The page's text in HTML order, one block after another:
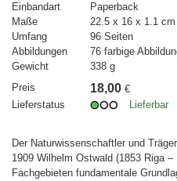
Einbandart
Paperback
Maße
22.5 x 16 x 1.1 cm
Umfang
96 Seiten
Abbildungen
76 farbige
Gewicht
338 g
Preis
18,00 €
Lieferstatus
Lieferbar
Der Naturwissenschaftler und
1909 Wilhelm Ostwald (1853 Riga
Fachgebieten fundamentale